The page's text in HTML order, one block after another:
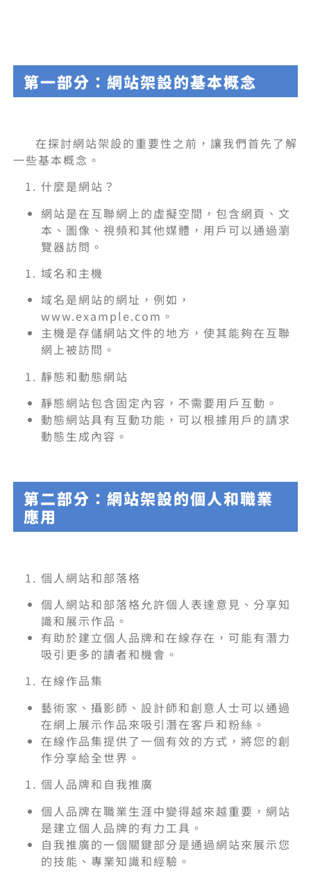
第一部分：網站架設的基本概念
在探討網站架設的重要性之前，讓我們首先了解
一些基本概念。
什麼是網站？
網站是在互聯網上的虛擬空間，包含網頁、文
本、圖像、視頻和其他媒體，用戶可以通過瀏
覽器訪問。
域名和主機
域名是網站的網址，例如，
www.example.com。
主機是存儲網站文件的地方，使其能夠在互聯
網上被訪問。
靜態和動態網站
靜態網站包含固定內容，不需要用戶互動。
動態網站具有互動功能，可以根據用戶的請求
動態生成內容。
第二部分：網站架設的個人和職業
應用
個人網站和部落格
個人網站和部落格允許個人表達意見、分享知
識和展示作品。
有助於建立個人品牌和在線存在，可能有潛力
吸引更多的讀者和機會。
在線作品集
藝術家、攝影師、設計師和創意人士可以通過
在網上展示作品來吸引潛在客戶和粉絲。
在線作品集提供了一個有效的方式，將您的創
作分享給全世界。
個人品牌和自我推廣
個人品牌在職業生涯中變得越來越重要，網站
是建立個人品牌的有力工具。
自我推廣的一個關鍵部分是通過網站來展示您
的技能、專業知識和經驗。